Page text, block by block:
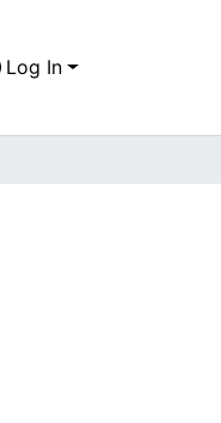
Log In